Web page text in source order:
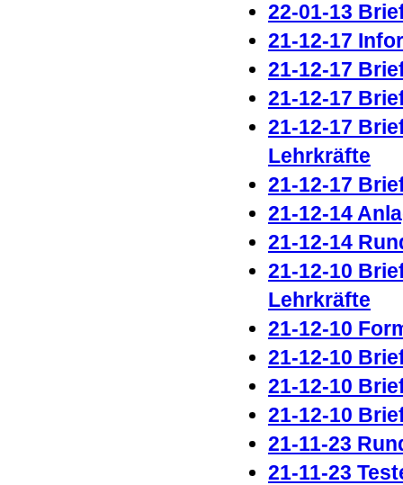
22-01-13
21-12-17
21-12-17
21-12-17
21-12-17
Lehrkräfte
21-12-17
21-12-14
21-12-14
21-12-10
Lehrkräfte
21-12-10
21-12-10
21-12-10
21-12-10
21-11-23
21-11-23